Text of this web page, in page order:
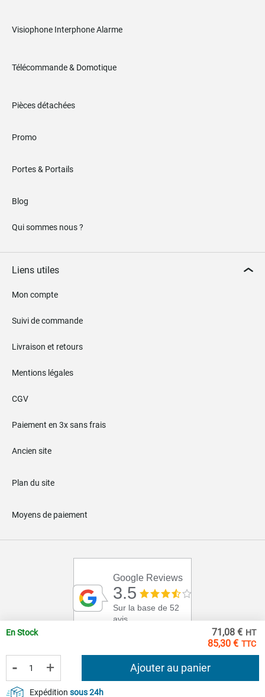
85,30 €
71,08 €
En Stock
- + Ajouter au panier
Expédition sous 24h
Visiophone Interphone Alarme
Télécommande & Domotique
Pièces détachées
Promo
Portes & Portails
Blog
Qui sommes nous ?
Liens utiles
Mon compte
Suivi de commande
Livraison et retours
Mentions légales
CGV
Paiement en 3x sans frais
Ancien site
Plan du site
Moyens de paiement
Google Reviews
3.5
Sur la base de 52
avis